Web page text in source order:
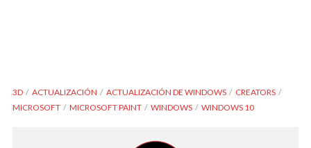
3D ACTUALIZACIÓN ACTUALIZACIÓN DE WINDOWS
CREATORS
MICROSOFT
MICROSOFT PAINT WINDOWS WINDOWS 10